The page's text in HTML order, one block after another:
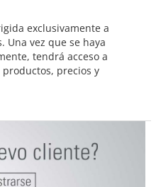
exclusivamente a
Una vez que se haya
tendrá acceso a
precios y